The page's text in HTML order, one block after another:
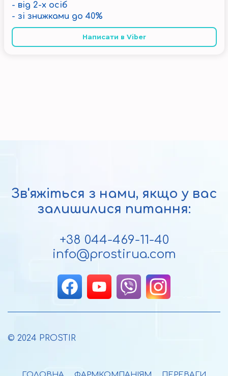
- від 2-х осіб
- зі знижками до 40%
Написати в Viber
Зв'яжіться з нами, якщо у вас
залишилися питання:
+38 044-469-11-40
info@prostirua.com
© 2024 PROSTIR